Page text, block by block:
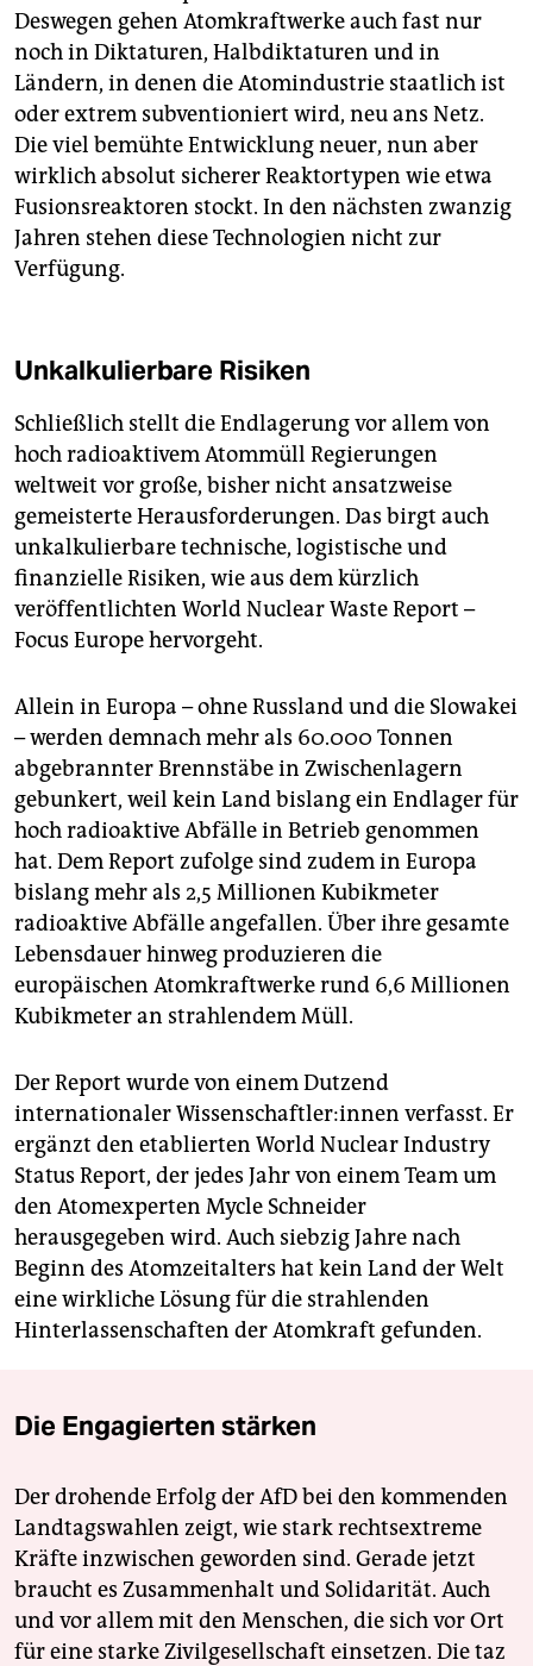
Deswegen gehen Atomkraftwerke auch fast nur
noch in Diktaturen, Halbdiktaturen und in
Ländern, in denen die Atomindustrie staatlich ist
oder extrem subventioniert wird, neu ans Netz.
Die viel bemühte Entwicklung neuer, nun aber
wirklich absolut sicherer Reaktortypen wie etwa
Fusionsreaktoren stockt. In den nächsten zwanzig
Jahren stehen diese Technologien nicht zur
Verfügung.
Unkalkulierbare Risiken
Schließlich stellt die Endlagerung vor allem von
hoch radioaktivem Atommüll Regierungen
weltweit vor große, bisher nicht ansatzweise
gemeisterte Herausforderungen. Das birgt auch
unkalkulierbare technische, logistische und
finanzielle Risiken, wie aus dem kürzlich
veröffentlichten World Nuclear Waste Report –
Focus Europe hervorgeht.
Allein in Europa – ohne Russland und die Slowakei
– werden demnach mehr als 60.000 Tonnen
abgebrannter Brennstäbe in Zwischenlagern
gebunkert, weil kein Land bislang ein Endlager für
hoch radioaktive Abfälle in Betrieb genommen
hat. Dem Report zufolge sind zudem in Europa
bislang mehr als 2,5 Millionen Kubikmeter
radioaktive Abfälle angefallen. Über ihre gesamte
Lebensdauer hinweg produzieren die
europäischen Atomkraftwerke rund 6,6 Millionen
Kubikmeter an strahlendem Müll.
Der Report wurde von einem Dutzend
internationaler Wissenschaftler:innen verfasst. Er
ergänzt den etablierten World Nuclear Industry
Status Report, der jedes Jahr von einem Team um
den Atomexperten Mycle Schneider
herausgegeben wird. Auch siebzig Jahre nach
Beginn des Atomzeitalters hat kein Land der Welt
eine wirkliche Lösung für die strahlenden
Hinterlassenschaften der Atomkraft gefunden.
Die Engagierten stärken
Der drohende Erfolg der AfD bei den kommenden
Landtagswahlen zeigt, wie stark rechtsextreme
Kräfte inzwischen geworden sind. Gerade jetzt
braucht es Zusammenhalt und Solidarität. Auch
und vor allem mit den Menschen, die sich vor Ort
für eine starke Zivilgesellschaft einsetzen. Die taz